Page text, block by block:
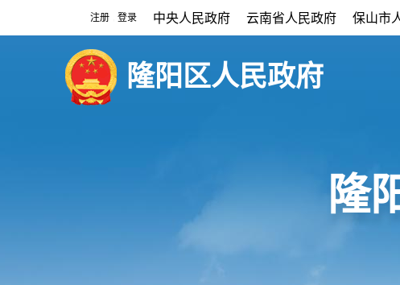
注册 登录 中央人民政府 云南省人民政府 保山市
隆阳区人民政府
隆